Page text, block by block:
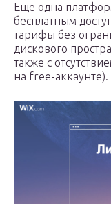
Еще одна
бесплатным
тарифы без
дискового
также с
на free-аккаунте).